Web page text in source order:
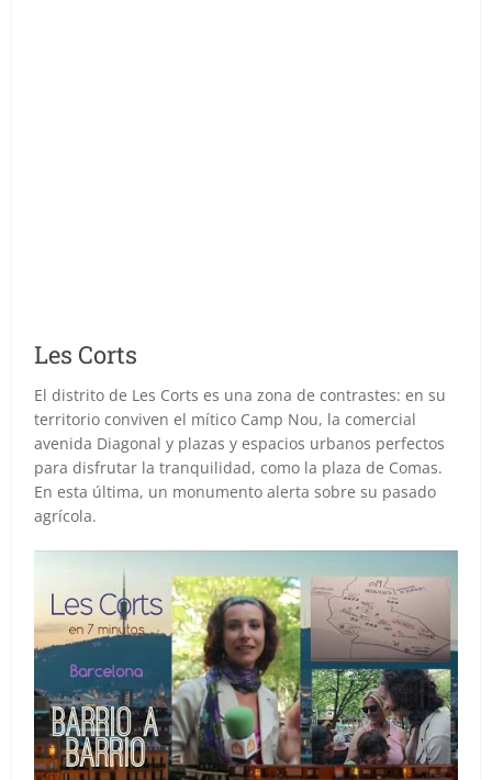
Les Corts
El distrito de Les Corts es una zona de contrastes: en su
territorio conviven el mítico Camp Nou, la comercial
avenida Diagonal y plazas y espacios urbanos perfectos
para disfrutar la tranquilidad, como la plaza de Comas.
En esta última, un monumento alerta sobre su pasado
agrícola.